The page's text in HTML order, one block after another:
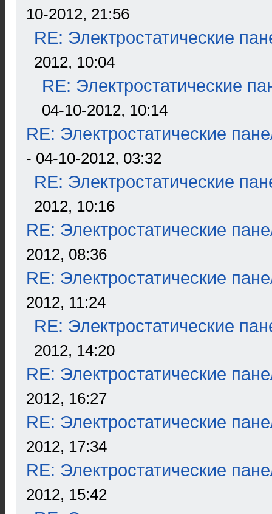
10-2012, 21:56
RE: Электростатические
2012, 10:04
RE: Электростатические
04-10-2012, 10:14
RE: Электростатические
- 04-10-2012, 03:32
RE: Электростатические
2012, 10:16
RE: Электростатические
2012, 08:36
RE: Электростатические
2012, 11:24
RE: Электростатические
2012, 14:20
RE: Электростатические
2012, 16:27
RE: Электростатические
2012, 17:34
RE: Электростатические
2012, 15:42